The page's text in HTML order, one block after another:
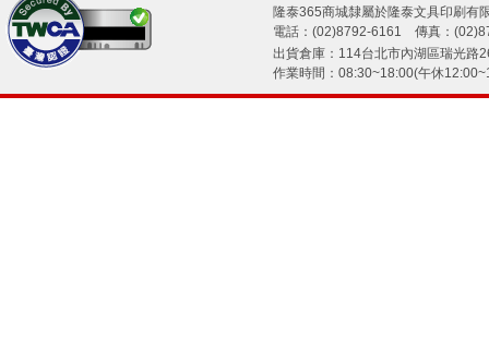
隆泰365商城隸屬於隆泰文具印刷有
電話：(02)8792-6161 傳真：
出貨倉庫：114台北市內湖區瑞光路
作業時間：08:30~18:00(午休